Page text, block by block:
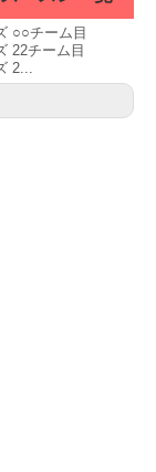
○○チーム目
22チーム目
2...